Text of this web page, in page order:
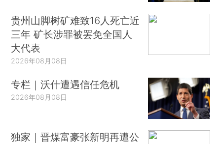
贵州山脚树矿难致16人死亡近
三年 矿长涉罪被罢免全国人
大代表
2026年08月08日
专栏｜沃什遭遇信任危机
2026年08月08日
独家｜晋煤富豪张新明再遭公